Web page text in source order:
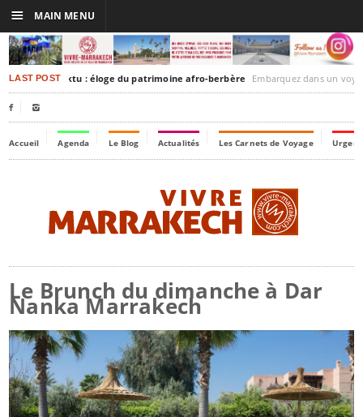
LAST POST
Timbuktu : éloge du patrimoine afro-berbère Embarquez dans un voyage culturel dans le
 
Accueil Agenda Le Blog Actualités Les Carnets de Voyage
Le Brunch du dimanche à Dar
Nanka Marrakech
☰ MAIN MENU